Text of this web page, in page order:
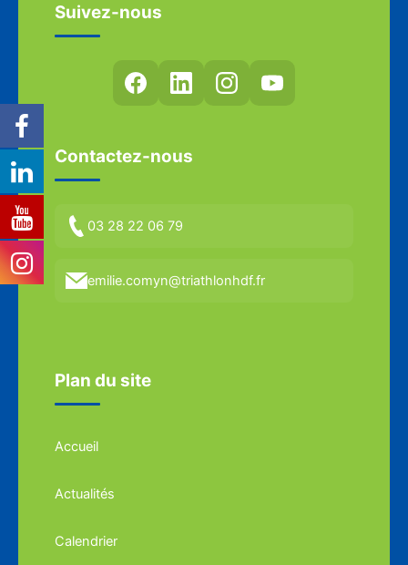
Suivez-nous
Contactez-nous
03 28 22 06 79
emilie.comyn@triathlonhdf.fr
Plan du site
Accueil
Actualités
Calendrier